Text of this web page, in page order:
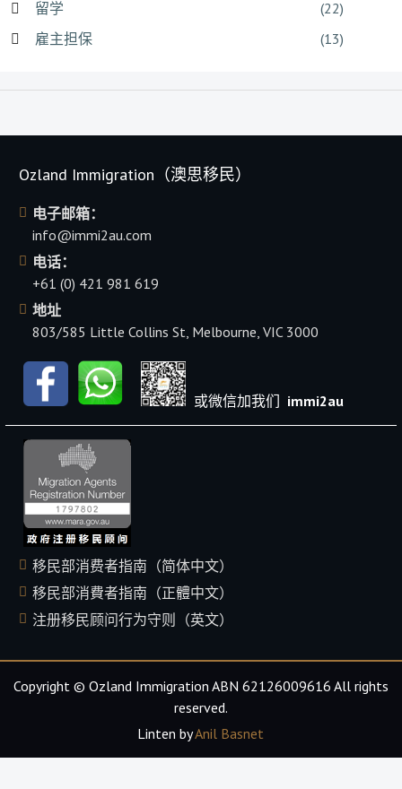
留学
(22)
雇主担保
(13)
Ozland Immigration（澳思移民）
电子邮箱：
info@immi2au.com
电话：
+61 (0) 421 981 619
地址
803/585 Little Collins St, Melbourne, VIC 3000
或微信加我们 immi2au
移民部消费者指南（简体中文）
移民部消費者指南（正體中文）
注册移民顾问行为守则（英文）
Copyright © Ozland Immigration ABN 62126009616 All rights
reserved.
Linten byAnil Basnet